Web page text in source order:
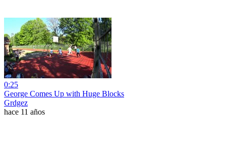
0:25
George Comes Up with Huge Blocks
Grdgez
hace 11 años